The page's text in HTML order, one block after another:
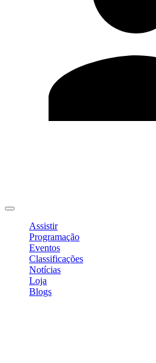
Assistir
Programação
Eventos
Classificações
Notícias
Loja
Blogs